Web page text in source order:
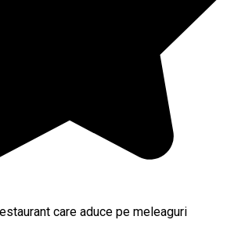
care aduce pe meleaguri